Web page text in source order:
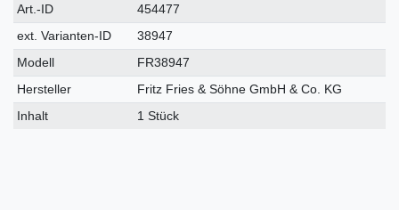
Technisches
Merkmal
Wert
Art.-ID
454477
ext. Varianten-ID
38947
Modell
FR38947
Hersteller
Fritz Fries & Söhne GmbH & Co. KG
Inhalt
1 Stück